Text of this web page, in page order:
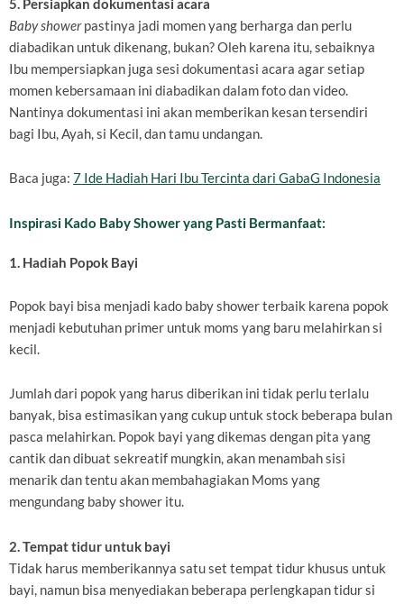
5. Persiapkan dokumentasi acara
Baby showerpastinya jadi momen yang berharga dan perlu
diabadikan untuk dikenang, bukan? Oleh karena itu, sebaiknya
Ibu mempersiapkan juga sesi dokumentasi acara agar setiap
momen kebersamaan ini diabadikan dalam foto dan video.
Nantinya dokumentasi ini akan memberikan kesan tersendiri
bagi Ibu, Ayah, si Kecil, dan tamu undangan.
Baca juga: 7 Ide Hadiah Hari Ibu Tercinta dari GabaG Indonesia
Inspirasi Kado Baby Shower yang Pasti Bermanfaat:
1. Hadiah Popok Bayi
Popok bayi bisa menjadi kado baby shower terbaik karena popok
menjadi kebutuhan primer untuk moms yang baru melahirkan si
kecil.
Jumlah dari popok yang harus diberikan ini tidak perlu terlalu
banyak, bisa estimasikan yang cukup untuk stock beberapa bulan
pasca melahirkan. Popok bayi yang dikemas dengan pita yang
cantik dan dibuat sekreatif mungkin, akan menambah sisi
menarik dan tentu akan membahagiakan Moms yang
mengundang baby shower itu.
2. Tempat tidur untuk bayi
Tidak harus memberikannya satu set tempat tidur khusus untuk
bayi, namun bisa menyediakan beberapa perlengkapan tidur si